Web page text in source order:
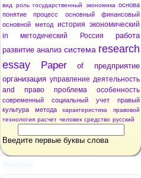
вид
роль государственный экономика основа
понятие
процесс основный
финансовый
основной метод история экономический
in
методический Россия
работа
развитие анализ система research
essay
Paper of
предприятие
организация управление деятельность
and
право проблема особенность
современный социальный учет
правый
культура
метода характеристика
правовой
технология расчет человек средство русский
Введите первые буквы слова